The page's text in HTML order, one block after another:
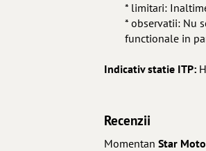
* limitari:
* observatii: Nu
functionale in
Indicativ statie ITP:
Recenzii
Momentan Star